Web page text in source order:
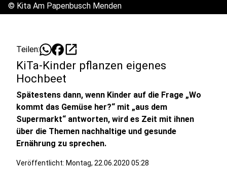
© Kita Am Papenbusch Menden
Teilen: open_in_new
KiTa-Kinder pflanzen eigenes
Hochbeet
Spätestens dann, wenn Kinder auf die Frage „Wo
kommt das Gemüse her?“ mit „aus dem
Supermarkt“ antworten, wird es Zeit mit ihnen
über die Themen nachhaltige und gesunde
Ernährung zu sprechen.
Veröffentlicht: Montag, 22.06.2020 05:28